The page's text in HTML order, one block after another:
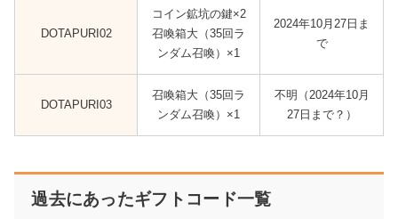
DOTAPURI02
コイン鉱坑の鍵×2
召喚箱大（35回ラ
ンダム召喚）×1
2024年10月27日ま
で
DOTAPURI03
召喚箱大（35回ラ
ンダム召喚）×1
不明（2024年10月
27日まで？）
過去にあったギフトコード一覧